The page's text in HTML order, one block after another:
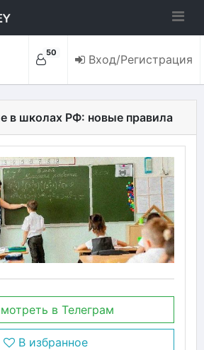
50 Вход/Регистрация
в школах РФ: новые правила
в Телеграм
В избранное